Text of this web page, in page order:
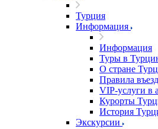
Турция
Информация
Информация
Туры в
О стране
Правила
VIP-услуги в
Курорты
История
Экскурсии